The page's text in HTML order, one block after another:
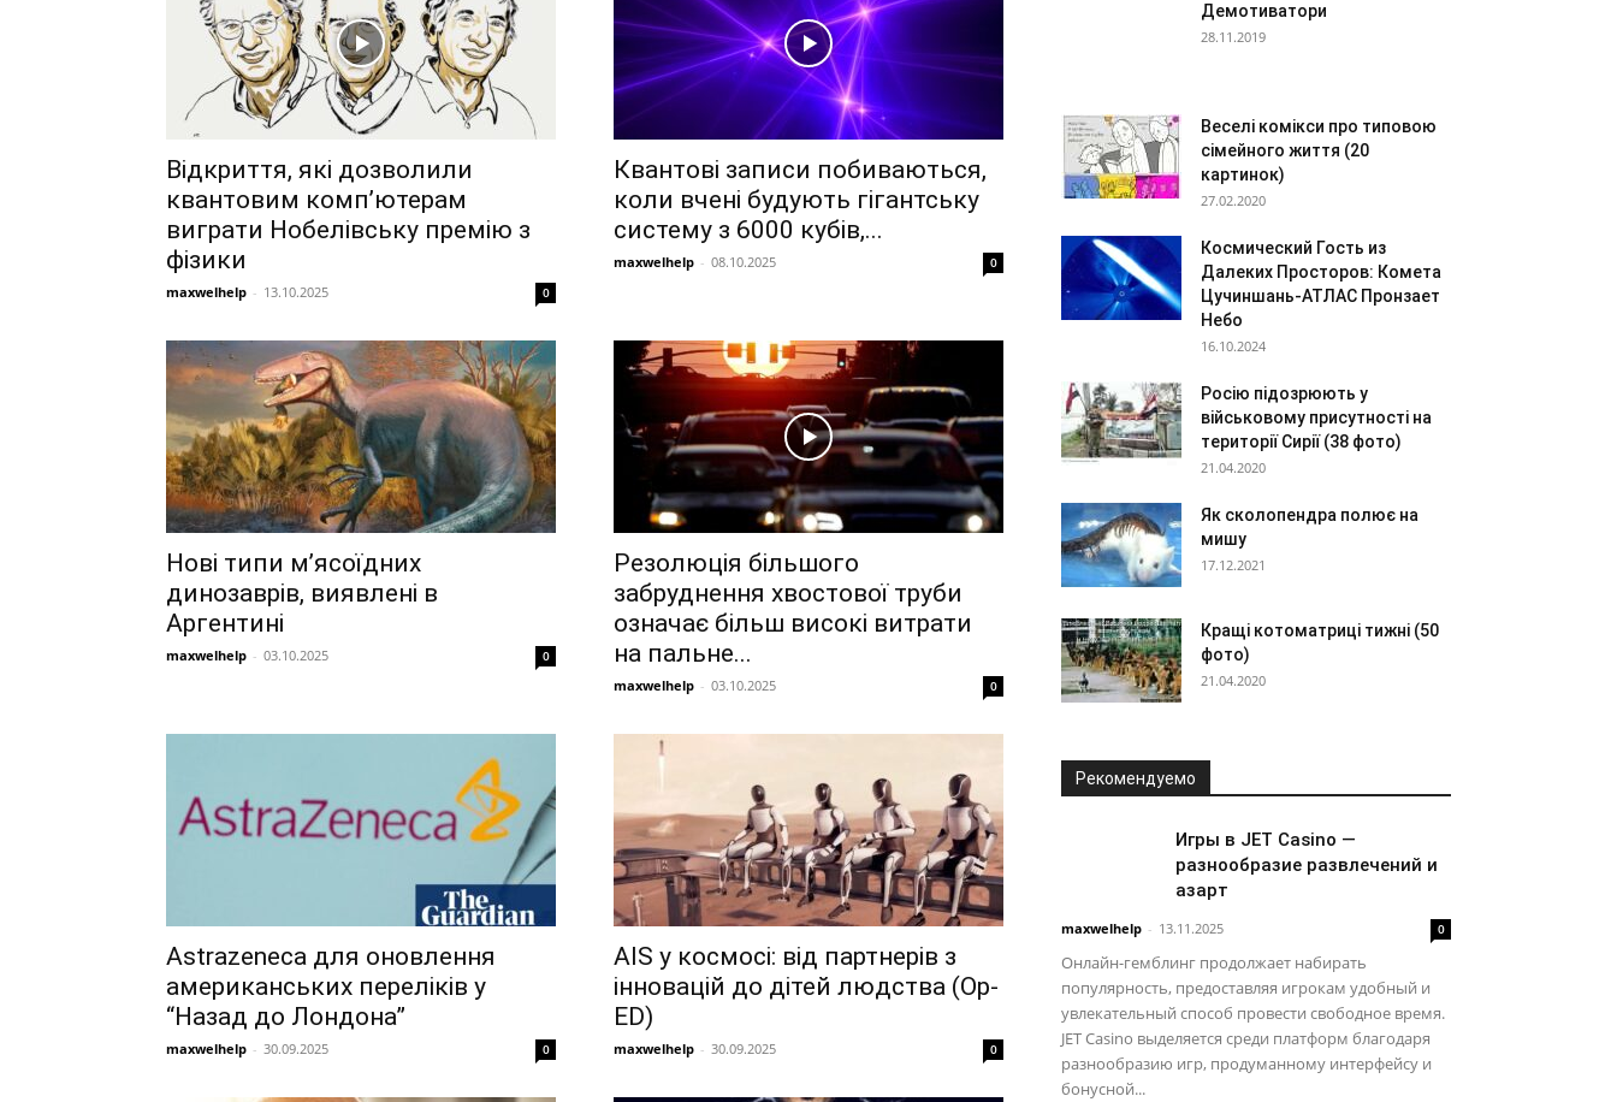
Відкриття, які дозволили
квантовим комп’ютерам
виграти Нобелівську премію з
фізики
maxwelhelp - 13.10.2025 0
Квантові записи побиваються,
коли вчені будують гігантську
систему з 6000 кубів,...
maxwelhelp - 08.10.2025 0
Нові типи м’ясоїдних
динозаврів, виявлені в
Аргентині
maxwelhelp - 03.10.2025 0
Резолюція більшого
забруднення хвостової труби
означає більш високі витрати
на пальне...
maxwelhelp - 03.10.2025 0
Astrazeneca для оновлення
американських переліків у
“Назад до Лондона”
maxwelhelp - 30.09.2025 0
AIS у космосі: від партнерів з
інновацій до дітей людства (Op-
ED)
maxwelhelp - 30.09.2025 0
Демотиватори
28.11.2019
Веселі комікси про типовою
сімейного життя (20
картинок)
27.02.2020
Космический Гость из
Далеких Просторов: Комета
Цучиншань-АТЛАС Пронзает
Небо
16.10.2024
Росію підозрюють у
військовому присутності на
території Сирії (38 фото)
21.04.2020
Як сколопендра полює на
мишу
17.12.2021
Кращі котоматриці тижні (50
фото)
21.04.2020
Рекомендуемо
Игры в JET Casino —
разнообразие развлечений и
азарт
maxwelhelp - 13.11.2025 0
Онлайн-гемблинг продолжает набирать
популярность, предоставляя игрокам удобный и
увлекательный способ провести свободное время.
JET Casino выделяется среди платформ благодаря
разнообразию игр, продуманному интерфейсу и
бонусной...